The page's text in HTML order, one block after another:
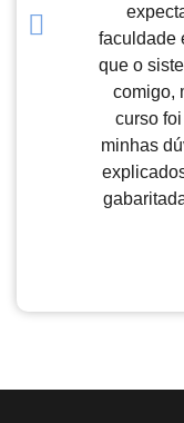
faculdade
que o
comigo,
curso
minhas